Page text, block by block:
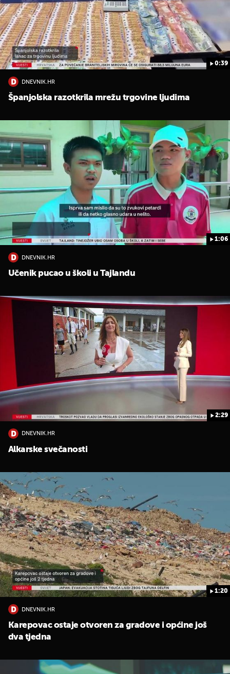
0:39
DNEVNIK.HR
Španjolska razotkrila mrežu trgovine ljudima
1:06
DNEVNIK.HR
Učenik pucao u školi u Tajlandu
2:29
DNEVNIK.HR
Alkarske svečanosti
1:20
DNEVNIK.HR
Karepovac ostaje otvoren za gradove i općine još
dva tjedna
UKLJUČITE NOTIFIKACIJE